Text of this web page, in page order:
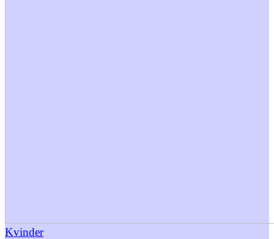
Kvinder